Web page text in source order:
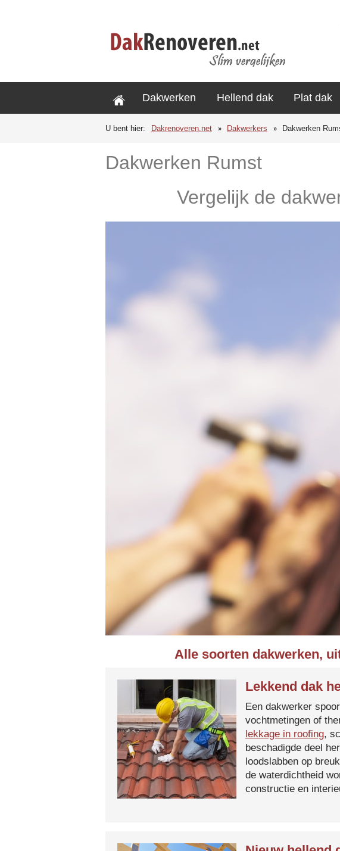
Dakwerken Hellend dak Plat dak
U bent hier: Dakrenoveren.net Dakwerkers Dakwerken
Dakwerken Rumst
Vergelijk de
Alle soorten dakwerken,
Lekkend dak
Een dakwerker
vochtmetingen of
lekkage in roofing,
beschadigde deel
loodslabben op
de waterdichtheid
constructie en